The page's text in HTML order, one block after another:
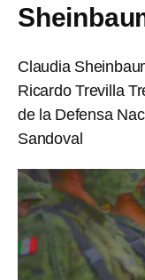
Claudia
Ricardo Trevilla
de la Defensa
Sandoval